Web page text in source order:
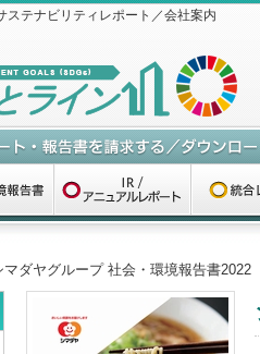
テナビリティレポート／会社案内
マダヤグループ 社会・環境報告書2022